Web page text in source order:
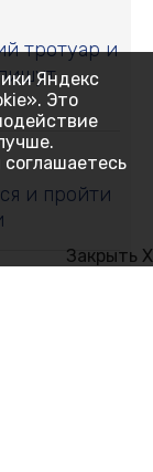
тротуар и
и пройти
Закрыть X
Яндекс
Это